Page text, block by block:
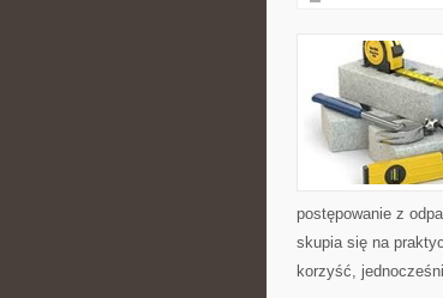
postępowanie z
skupia się na
korzyść,